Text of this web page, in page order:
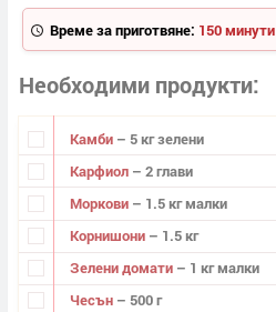
Време за приготвяне: 150 минути
Необходими продукти
Камби – 5 кг зелени
Карфиол – 2 глави
Моркови – 1.5 кг малки
Корнишони – 1.5 кг
Зелени домати – 1 кг малки
Чесън – 500 г